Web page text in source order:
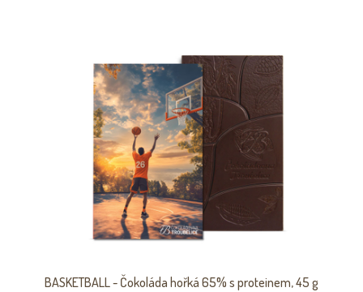
BASKETBALL - Čokoláda hořká 65% s proteinem, 45 g